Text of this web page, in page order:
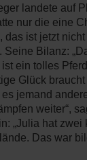
landete auf
nur die eine
das ist jetzt
Seine Bilanz:
ein tolles
Glück
jemand
weiter“,
„Julia hat
Das war